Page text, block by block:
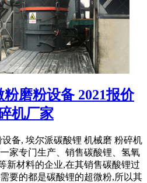
磨粉设备 2021报价
机厂家
备, 埃尔派碳酸锂 机械磨 粉碎机
家专门生产、销售碳酸锂、氢氧
新材料的企业,在其销售碳酸锂过
要的都是碳酸锂的超微粉,所以其